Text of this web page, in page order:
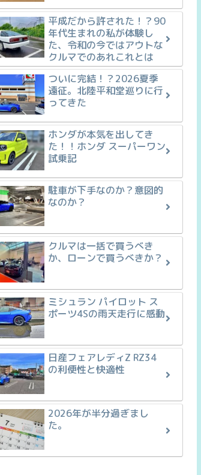
平成だから許された！？90
年代生まれの私が体験し
た、令和の今ではアウトな
クルマでのあれこれとは
ついに完結！？2026夏季
遠征。北陸平和堂巡りに行
ってきた
ホンダが本気を出してき
た！！ホンダ スーパーワン
試乗記
駐車が下手なのか？意図的
なのか？
クルマは一括で買うべき
か、ローンで買うべきか？
ミシュラン パイロット ス
ポーツ4Sの雨天走行に感動
日産フェアレディZ RZ34
の利便性と快適性
2026年が半分過ぎまし
た。